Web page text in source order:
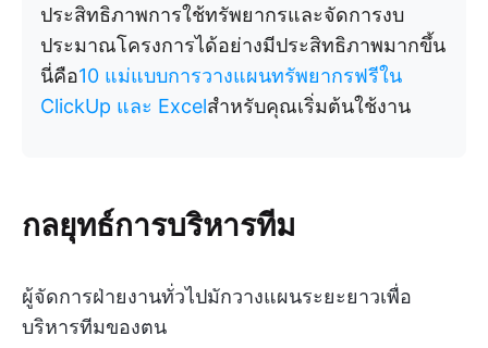
ประสิทธิภาพการใช้ทรัพยากรและจัดการงบ
ประมาณโครงการได้อย่างมีประสิทธิภาพมากขึ้น
นี่คือ10 แม่แบบการวางแผนทรัพยากรฟรีใน
ClickUp และ Excelสำหรับคุณเริ่มต้นใช้งาน
กลยุทธ์การบริหารทีม
ผู้จัดการฝ่ายงานทั่วไปมักวางแผนระยะยาวเพื่อ
บริหารทีมของตน